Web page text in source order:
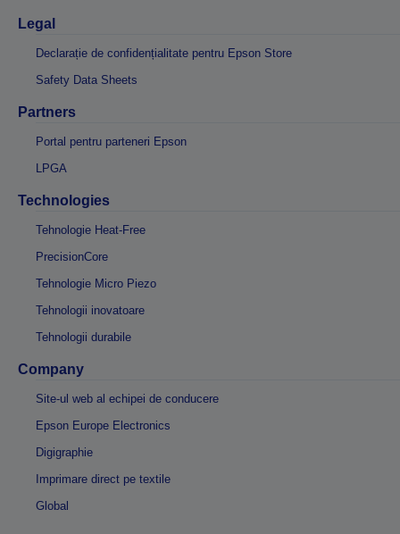
Legal
Declarație de confidențialitate pentru Epson Store
Safety Data Sheets
Partners
Portal pentru parteneri Epson
LPGA
Technologies
Tehnologie Heat-Free
PrecisionCore
Tehnologie Micro Piezo
Tehnologii inovatoare
Tehnologii durabile
Company
Site-ul web al echipei de conducere
Epson Europe Electronics
Digigraphie
Imprimare direct pe textile
Global